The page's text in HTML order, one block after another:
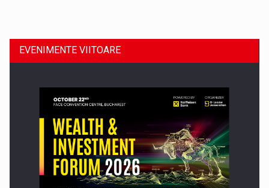
Comunicat de presa: Joburile part-time reincep sa intre pe…
EVENIMENTE VIITOARE